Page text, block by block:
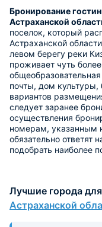
Бронирование
Астраханской
поселок, который
Астраханской
левом берегу реки
проживает чуть
почты, дом культуры,
вариантов
следует заранее
осуществления
номерам, указанным
обязательно ответят
подобрать наиболее
Лучшие города
Астраханской